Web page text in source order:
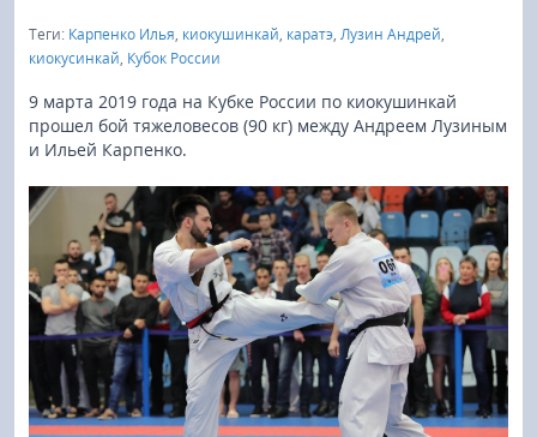
Теги: Карпенко Илья, киокушинкай, каратэ, Лузин Андрей,
киокусинкай, Кубок России
9 марта 2019 года на Кубке России по киокушинкай
прошел бой тяжеловесов (90 кг) между Андреем Лузиным
и Ильей Карпенко.
Бокс
UFC и MMA
Муай тай